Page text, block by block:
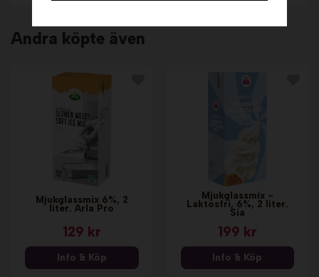
Andra köpte även
Mjukglassmix 6%, 2
liter. Arla Pro
129 kr
Info & Köp
Mjukglassmix -
Laktosfri, 6%, 2 liter.
Sia
199 kr
Info & Köp